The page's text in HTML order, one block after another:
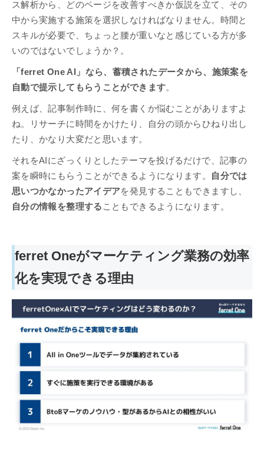
ス解析から、どのページを改善すべきか仮説を立て、その
中から実施する施策を選択しなければなりません。時間と
スキルが必要で、ちょっと腰が重いなと感じている方が多
いのではないでしょうか？。
「ferret One AI」なら、蓄積されたデータから、施策案を
自動で提示してもらうことができます。
例えば、記事制作時に、何を書くか悩むことがありますよ
ね。リサーチに時間をかけたり、自分の頭からひねり出し
たり、かなり大変だと思います。
それをAIにざっくりとしたテーマを投げるだけで、記事の
案を瞬時にもらうことができるようになります。
自分では
思いつかなかったアイデアを発見することもできますし、
自分の情報を整理する こともできるようになります。
ferret Oneがマーケティング業務の効率
化を実現できる理由